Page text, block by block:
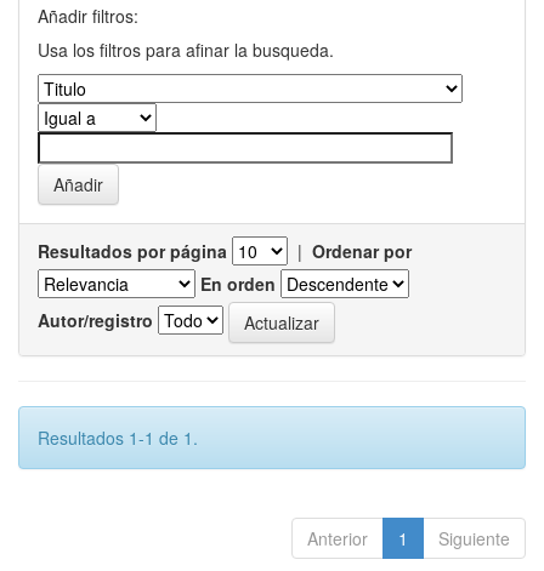
Añadir filtros:
Usa los filtros para afinar la busqueda.
Resultados por página | Ordenar por
En orden
Autor/registro
Resultados 1-1 de 1.
Anterior 1 Siguiente